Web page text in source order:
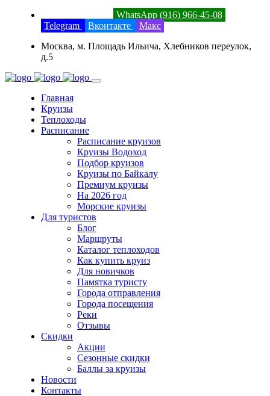
WhatsApp (916) 966-45-08
Telegram
Вконтакте
Макс
Москва, м. Площадь Ильича, Хлебников переулок,
д.5
Главная
Круизы
Теплоходы
Расписание
Расписание круизов
Круизы Водоход
Подбор круизов
Круизы по Байкалу
Премиум круизы
На 2026 год
Морские круизы
Для туристов
Блог
Маршруты
Каталог теплоходов
Как купить круиз
Для новичков
Памятка туристу
Города отправления
Города посещения
Реки
Отзывы
Скидки
Акции
Сезонные скидки
Баллы за круизы
Новости
Контакты